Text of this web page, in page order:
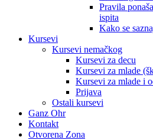
Pravila
ispita
Kako se
Kursevi
Kursevi nemačkog
Kursevi za decu
Kursevi za mlade
Kursevi za mlade i
Prijava
Ostali kursevi
Ganz Ohr
Kontakt
Otvorena Zona